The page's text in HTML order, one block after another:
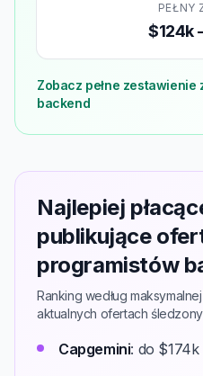
PEŁNY
$124k
Zobacz pełne zestawienie
backend
Najlepiej
publikujące
programistów
Ranking według
aktualnych ofertach
Capgemini: do $174k